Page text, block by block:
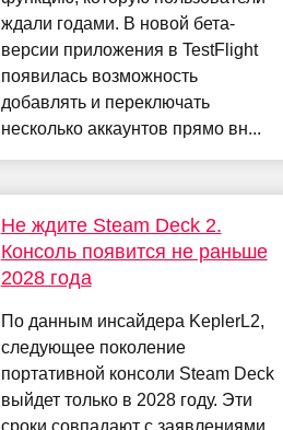
ждали годами. В новой бета-
версии приложения в TestFlight
появилась возможность
добавлять и переключать
несколько аккаунтов прямо вн...
Не ждите Steam Deck 2.
Консоль появится не раньше
2028 года
По данным инсайдера KeplerL2,
следующее поколение
портативной консоли Steam Deck
выйдет только в 2028 году. Эти